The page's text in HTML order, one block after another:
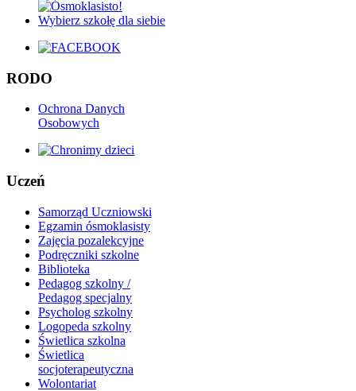
RODO
Ochrona Danych
Osobowych
Uczeń
Samorząd Uczniowski
Egzamin ósmoklasisty
Zajęcia pozalekcyjne
Podręczniki szkolne
Biblioteka
Pedagog szkolny /
Pedagog specjalny
Psycholog szkolny
Logopeda szkolny
Świetlica szkolna
Świetlica
socjoterapeutyczna
Wolontariat